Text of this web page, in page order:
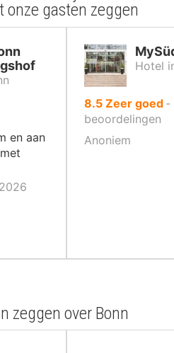
gasten zeggen
en aan
Hotel
8.5uit
10
Zeer goed ‐
beoordelingen
Anoniem
zeggen over Bonn